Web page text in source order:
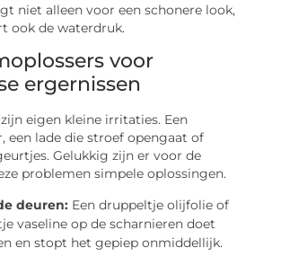
niet alleen voor een schonere look,
ook de waterdruk.
voor
ergernissen
eigen kleine irritaties. Een
een lade die stroef opengaat of
Gelukkig zijn er voor de
problemen simpele oplossingen.
deuren: Een druppeltje olijfolie of
vaseline op de scharnieren doet
en stopt het gepiep onmiddellijk.